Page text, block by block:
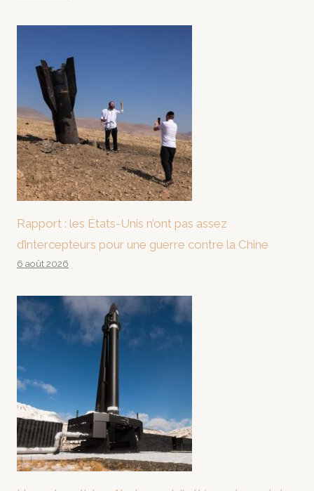
Rapport : les États-Unis n’ont pas assez
d’intercepteurs pour une guerre contre la Chine
6 août 2026